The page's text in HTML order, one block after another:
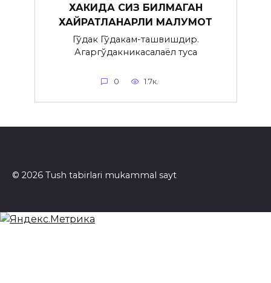
ХАКИДА СИЗ БИЛМАГАН
ХАЙРАТЛАНАРЛИ МАЛУМОТ
Гўдак Гўдакғам-ташвишдир.
Агаргўдакникасалаёл туғса
0 1.7к.
© 2026 Tush tabirlari mukammal sayt